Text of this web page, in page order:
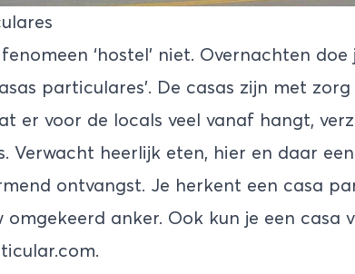
‘hostel’ niet. Overnachten doe
particulares’. De casas zijn met
er voor de locals veel vanaf hangt,
Verwacht heerlijk eten, hier en daar
ontvangst. Je herkent een casa
anker. Ook kun je een casa